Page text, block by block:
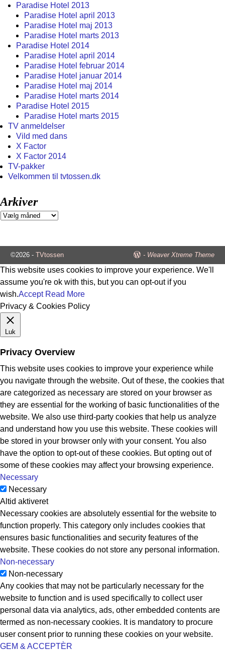
Paradise Hotel 2013
Paradise Hotel april 2013
Paradise Hotel maj 2013
Paradise Hotel marts 2013
Paradise Hotel 2014
Paradise Hotel april 2014
Paradise Hotel februar 2014
Paradise Hotel januar 2014
Paradise Hotel maj 2014
Paradise Hotel marts 2014
Paradise Hotel 2015
Paradise Hotel marts 2015
TV anmeldelser
Vild med dans
X Factor
X Factor 2014
TV-pakker
Velkommen til tvtossen.dk
Arkiver
©2026 - TVtossen - Weaver Xtreme Theme
This website uses cookies to improve your experience. We'll
assume you're ok with this, but you can opt-out if you
wish.Accept Read More
Privacy & Cookies Policy
Luk
Privacy Overview
This website uses cookies to improve your experience while
you navigate through the website. Out of these, the cookies that
are categorized as necessary are stored on your browser as
they are essential for the working of basic functionalities of the
website. We also use third-party cookies that help us analyze
and understand how you use this website. These cookies will
be stored in your browser only with your consent. You also
have the option to opt-out of these cookies. But opting out of
some of these cookies may affect your browsing experience.
Necessary
Necessary
Altid aktiveret
Necessary cookies are absolutely essential for the website to
function properly. This category only includes cookies that
ensures basic functionalities and security features of the
website. These cookies do not store any personal information.
Non-necessary
Non-necessary
Any cookies that may not be particularly necessary for the
website to function and is used specifically to collect user
personal data via analytics, ads, other embedded contents are
termed as non-necessary cookies. It is mandatory to procure
user consent prior to running these cookies on your website.
GEM & ACCEPTÈR